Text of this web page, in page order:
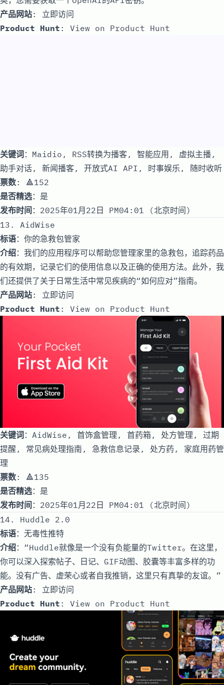
产品网站: 立即访问
Product Hunt : View on Product Hunt
关键词：Maidio, RSS转换为播客, 智能应用, 虚拟主播,
助手对话, 新闻播客, 开放式AI API, 时事娱乐, 随时收听
票数: 🔺152
是否精选：是
发布时间 ：2025年01月22日 PM04:01 (北京时间)
13. AidWise
标语：你的急救包管家
介绍：我们的应用程序可以帮助您管理家里的急救包，追踪药品
的有效期，记录它们的使用信息以及正确的使用方法。此外，我
们还提供了关于日常生活中常见疾病的“如何应对”指南。
产品网站: 立即访问
Product Hunt : View on Product Hunt
关键词：AidWise, 首饰盒管理, 首药箱, 处方管理, 过期
提醒, 常见病处理指南, 急救信息记录, 处方药, 家庭用药管
理
票数: 🔺135
是否精选：是
发布时间 ：2025年01月22日 PM04:01 (北京时间)
14. Huddle 2.0
标语：无毒性推特
介绍：“Huddle就像是一个没有负能量的Twitter。在这里，
你可以深入探索帖子、日记、GIF动图、胶囊等丰富多样的功
能。没有广告、虚荣心或者自我推销，这里只有真挚的友谊。”
产品网站: 立即访问
Product Hunt : View on Product Hunt